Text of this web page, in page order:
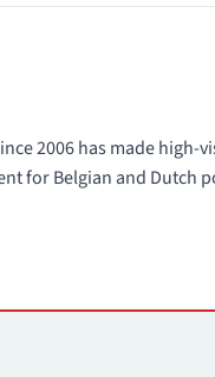
2006 has made high-
for Belgian and Dutch